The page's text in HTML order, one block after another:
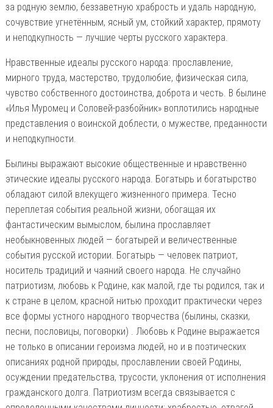
за родную землю, беззаветную храбрость и удаль народную,
сочувствие угнетённым, ясный ум, стойкий характер, прямоту
и неподкупность — лучшие черты русского характера.
Нравственные идеалы русского народа: прославление,
мирного труда, мастерство, трудолюбие, физическая сила,
чувство собственного достоинства, доброта и честь. В былине
«Илья Муромец и Соловей-разбойник» воплотились народные
представления о воинской доблести, о мужестве, преданности
и неподкупности.
Былины выражают высокие общественные и нравственно
этические идеалы русского народа. Богатырь и богатырство
обладают силой влекущего жизненного примера. Тесно
переплетая события реальной жизни, обогащая их
фантастическим вымыслом, былина прославляет
необыкновенных людей — богатырей и величественные
события русской истории. Богатырь — человек патриот,
носитель традиций и чаяний своего народа. Не случайно
патриотизм, любовь к Родине, как малой, где ты родился, так и
к стране в целом, красной нитью проходит практически через
все формы устного народного творчества (былины, сказки,
песни, пословицы, поговорки) . Любовь к Родине выражается
не только в описании героизма людей, но и в поэтических
описаниях родной природы, прославлении своей Родины,
осуждении предательства, трусости, уклонения от исполнения
гражданского долга. Патриотизм всегда связывается с